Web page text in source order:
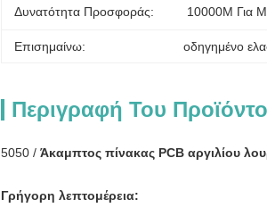
Δυνατότητα Προσφοράς: 10000M Για
Επισημαίνω: οδηγημένο
Περιγραφή Του
5050 / Άκαμπτος πίνακας PCB αργιλίου
Γρήγορη λεπτομέρεια: